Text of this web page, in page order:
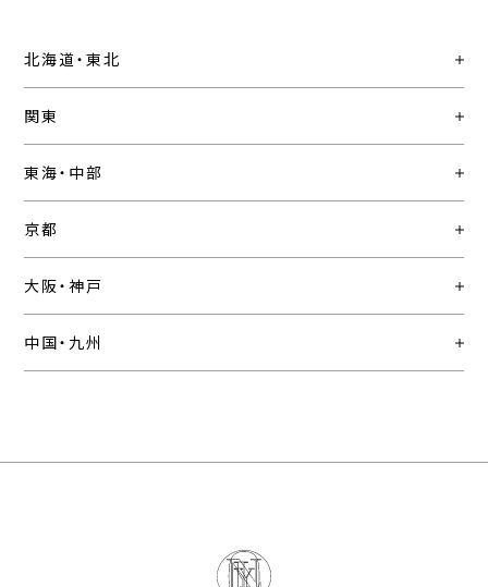
北海道・東北
関東
東海・中部
京都
大阪・神戸
中国・九州